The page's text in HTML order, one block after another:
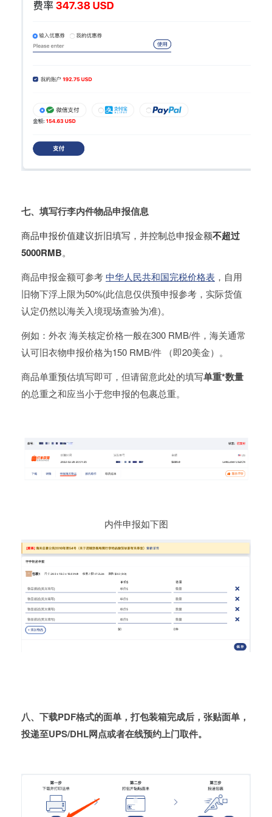
七、填写行李内件物品申报信息
商品申报价值建议折旧填写，并控制总申报金额不超过
5000RMB。
商品申报金额可参考中华人民共和国完税价格表 ，自用
旧物下浮上限为50%(此信息仅供预申报参考，实际货值
认定仍然以海关入境现场查验为准)。
例如：外衣 海关核定价格一般在300 RMB/件，海关通常
认可旧衣物申报价格为150 RMB/件 （即20美金）。
商品单重预估填写即可，但请留意此处的填写单重*数量
的总重之和应当小于您申报的包裹总重。
内件申报如下图
八、下载PDF格式的面单，打包装箱完成后，张贴面单，
投递至UPS/DHL网点或者在线预约上门取件。